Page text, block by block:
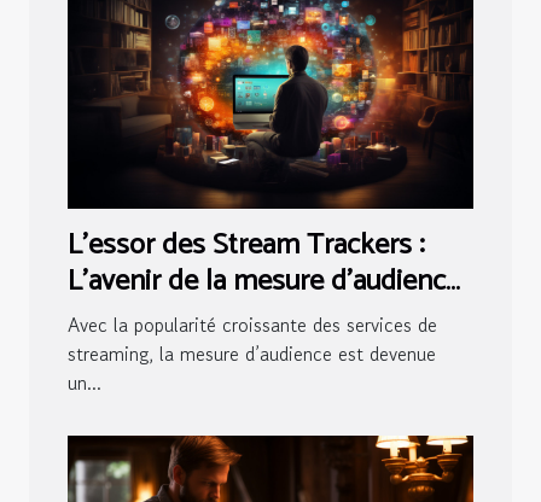
L'essor des Stream Trackers :
L'avenir de la mesure d'audience
en streaming
Avec la popularité croissante des services de
streaming, la mesure d’audience est devenue
un...